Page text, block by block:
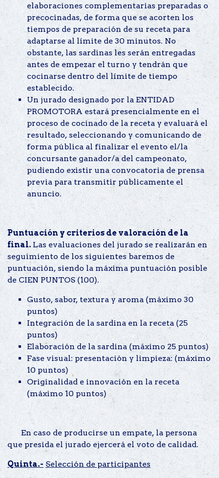
elaboraciones complementarias preparadas o
precocinadas, de forma que se acorten los
tiempos de preparación de su receta para
adaptarse al límite de 30 minutos. No
obstante, las sardinas les serán entregadas
antes de empezar el turno y tendrán que
cocinarse dentro del límite de tiempo
establecido.
Un jurado designado por la ENTIDAD
PROMOTORA estará presencialmente en el
proceso de cocinado de la receta y evaluará el
resultado, seleccionando y comunicando de
forma pública al finalizar el evento el/la
concursante ganador/a del campeonato,
pudiendo existir una convocatoria de prensa
previa para transmitir públicamente el
anuncio.
Puntuación y criterios de valoración de la
final.Las evaluaciones del jurado se realizarán en
seguimiento de los siguientes baremos de
puntuación, siendo la máxima puntuación posible
de CIEN PUNTOS (100).
Gusto, sabor, textura y aroma (máximo 30
puntos)
Integración de la sardina en la receta (25
puntos)
Elaboración de la sardina (máximo 25 puntos)
Fase visual: presentación y limpieza: (máximo
10 puntos)
Originalidad e innovación en la receta
(máximo 10 puntos)
En caso de producirse un empate, la persona
que presida el jurado ejercerá el voto de calidad.
Quinta.- Selección de participantes